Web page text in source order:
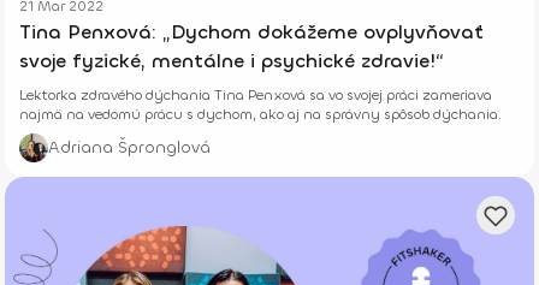
21 Mar 2022
Tina Penxová: „Dychom dokážeme ovplyvňovať
svoje fyzické, mentálne i psychické zdravie!“
Lektorka zdravého dýchania Tina Penxová sa vo svojej práci zameriava
najmä na vedomú prácu s dychom, ako aj na správny spôsob dýchania.
Adriana Špronglová